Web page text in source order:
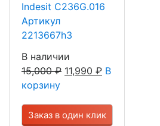
Indesit C236G.016
Артикул
2213667h3
В наличии
15,000₽ 11,990 ₽ В
корзину
Заказ в один клик